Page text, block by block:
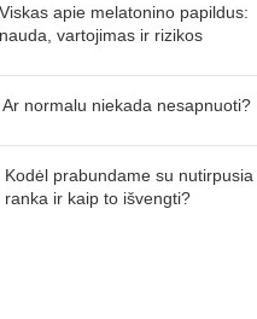
Viskas apie melatonino papildus:
nauda, vartojimas ir rizikos
Ar normalu niekada nesapnuoti?
Kodėl prabundame su nutirpusia
ranka ir kaip to išvengti?